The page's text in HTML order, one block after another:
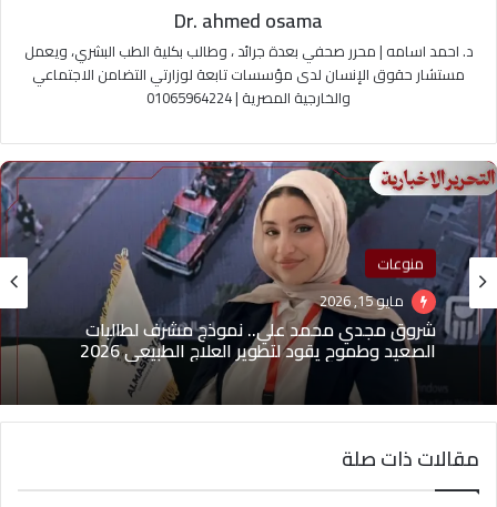
Dr. ahmed osama
د. احمد اسامه | محرر صحفي بعدة جرائد ، وطالب بكلية الطب البشري، ويعمل
مستشار حقوق الإنسان لدى مؤسسات تابعة لوزارتي التضامن الاجتماعي
والخارجية المصرية | 01065964224
منوعات
مايو 15, 2026
شروق مجدي محمد علي.. نموذج مشرف لطالبات
الصعيد وطموح يقود لتطوير العلاج الطبيعي 2026
مقالات ذات صلة